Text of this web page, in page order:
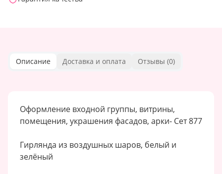
Описание Доставка и оплата Отзывы (0)
Оформление входной группы, витрины,
помещения, украшения фасадов, арки- Сет 877
Гирлянда из воздушных шаров, белый и
зелёный